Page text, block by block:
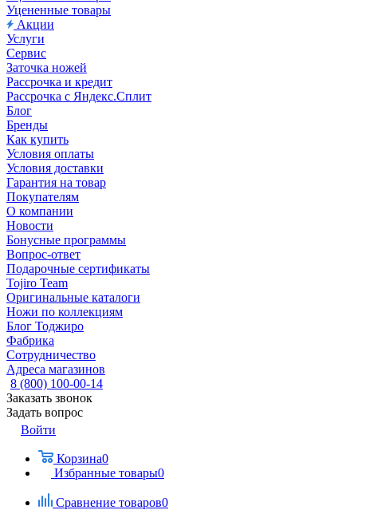
Уцененные товары
Акции
Услуги
Сервис
Заточка ножей
Рассрочка и кредит
Рассрочка с Яндекс.Сплит
Блог
Бренды
Как купить
Условия оплаты
Условия доставки
Гарантия на товар
Покупателям
О компании
Новости
Бонусные программы
Вопрос-ответ
Подарочные сертификаты
Tojiro Team
Оригинальные каталоги
Ножи по коллекциям
Блог Тоджиро
Фабрика
Сотрудничество
Адреса магазинов
8 (800) 100-00-14
Заказать звонок
Задать вопрос
Войти
Корзина0
Избранные товары0
Сравнение товаров0